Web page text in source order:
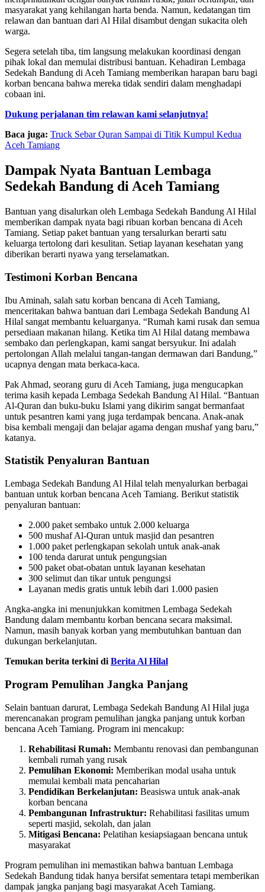
masyarakat yang kehilangan harta benda. Namun, kedatangan tim
relawan dan bantuan dari Al Hilal disambut dengan sukacita oleh
warga.
Segera setelah tiba, tim langsung melakukan koordinasi dengan
pihak lokal dan memulai distribusi bantuan. Kehadiran Lembaga
Sedekah Bandung di Aceh Tamiang memberikan harapan baru bagi
korban bencana bahwa mereka tidak sendiri dalam menghadapi
cobaan ini.
Dukung perjalanan tim relawan kami selanjutnya!
Baca juga: Truck Sebar Quran Sampai di Titik Kumpul Kedua
Aceh Tamiang
Dampak Nyata Bantuan Lembaga
Sedekah Bandung di Aceh Tamiang
Bantuan yang disalurkan oleh Lembaga Sedekah Bandung Al Hilal
memberikan dampak nyata bagi ribuan korban bencana di Aceh
Tamiang. Setiap paket bantuan yang tersalurkan berarti satu
keluarga tertolong dari kesulitan. Setiap layanan kesehatan yang
diberikan berarti nyawa yang terselamatkan.
Testimoni Korban Bencana
Ibu Aminah, salah satu korban bencana di Aceh Tamiang,
menceritakan bahwa bantuan dari Lembaga Sedekah Bandung Al
Hilal sangat membantu keluarganya. “Rumah kami rusak dan semua
persediaan makanan hilang. Ketika tim Al Hilal datang membawa
sembako dan perlengkapan, kami sangat bersyukur. Ini adalah
pertolongan Allah melalui tangan-tangan dermawan dari Bandung,”
ucapnya dengan mata berkaca-kaca.
Pak Ahmad, seorang guru di Aceh Tamiang, juga mengucapkan
terima kasih kepada Lembaga Sedekah Bandung Al Hilal. “Bantuan
Al-Quran dan buku-buku Islami yang dikirim sangat bermanfaat
untuk pesantren kami yang juga terdampak bencana. Anak-anak
bisa kembali mengaji dan belajar agama dengan mushaf yang baru,”
katanya.
Statistik Penyaluran Bantuan
Lembaga Sedekah Bandung Al Hilal telah menyalurkan berbagai
bantuan untuk korban bencana Aceh Tamiang. Berikut statistik
penyaluran bantuan:
2.000 paket sembako untuk 2.000 keluarga
500 mushaf Al-Quran untuk masjid dan pesantren
1.000 paket perlengkapan sekolah untuk anak-anak
100 tenda darurat untuk pengungsian
500 paket obat-obatan untuk layanan kesehatan
300 selimut dan tikar untuk pengungsi
Layanan medis gratis untuk lebih dari 1.000 pasien
Angka-angka ini menunjukkan komitmen Lembaga Sedekah
Bandung dalam membantu korban bencana secara maksimal.
Namun, masih banyak korban yang membutuhkan bantuan dan
dukungan berkelanjutan.
Temukan berita terkini di Berita Al Hilal
Program Pemulihan Jangka Panjang
Selain bantuan darurat, Lembaga Sedekah Bandung Al Hilal juga
merencanakan program pemulihan jangka panjang untuk korban
bencana Aceh Tamiang. Program ini mencakup:
Rehabilitasi Rumah: Membantu renovasi dan pembangunan
kembali rumah yang rusak
Pemulihan Ekonomi: Memberikan modal usaha untuk
memulai kembali mata pencaharian
Pendidikan Berkelanjutan: Beasiswa untuk anak-anak
korban bencana
Pembangunan Infrastruktur: Rehabilitasi fasilitas umum
seperti masjid, sekolah, dan jalan
Mitigasi Bencana: Pelatihan kesiapsiagaan bencana untuk
masyarakat
Program pemulihan ini memastikan bahwa bantuan Lembaga
Sedekah Bandung tidak hanya bersifat sementara tetapi memberikan
dampak jangka panjang bagi masyarakat Aceh Tamiang.